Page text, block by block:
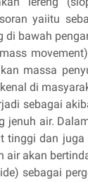
yaiitu
di bawah
massa
di
sebagai
jenuh air.
tinggi dan juga
akan
sebagai